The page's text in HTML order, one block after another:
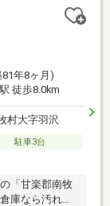
年8ヶ月)
徒歩8.0km
村大字羽沢
駐車3台
「甘楽郡南牧
庫なら汚れる